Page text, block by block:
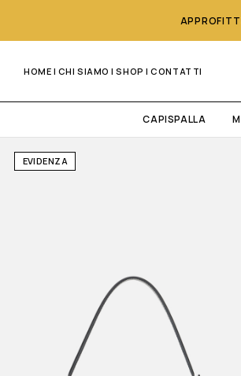
HOME | CHI SIAMO |SHOP |CONTATTI
CAPISPALLA
EVIDENZA